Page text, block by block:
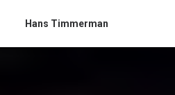
Hans Timmerman